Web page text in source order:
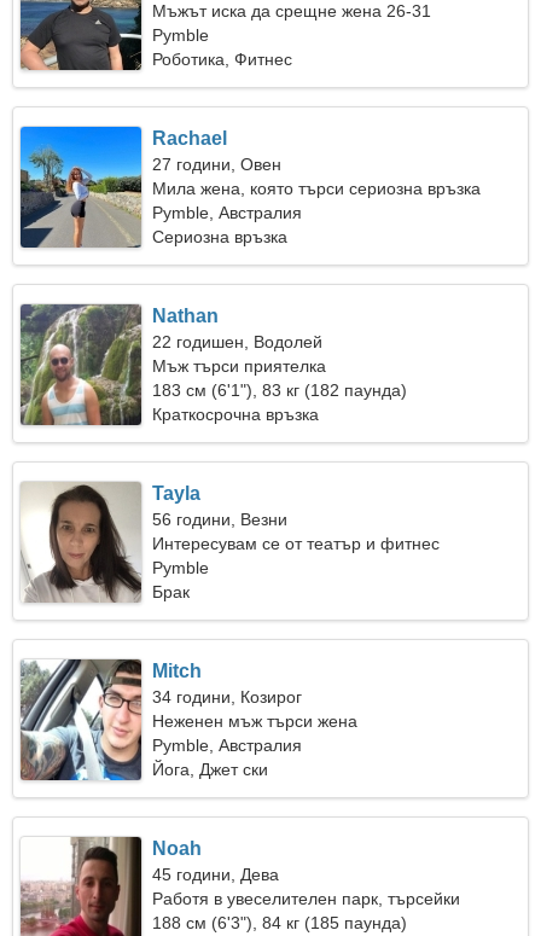
Мъжът иска да срещне жена 26-31
Pymble
Роботика, Фитнес
Rachael
27 години, Овен
Мила жена, която търси сериозна връзка
Pymble, Австралия
Сериозна връзка
Nathan
22 годишен, Водолей
Мъж търси приятелка
183 см (6'1"), 83 кг (182 паунда)
Краткосрочна връзка
Tayla
56 години, Везни
Интересувам се от театър и фитнес
Pymble
Брак
Mitch
34 години, Козирог
Неженен мъж търси жена
Pymble, Австралия
Йога, Джет ски
Noah
45 години, Дева
Работя в увеселителен парк, търсейки
красива жена
188 см (6'3"), 84 кг (185 паунда)